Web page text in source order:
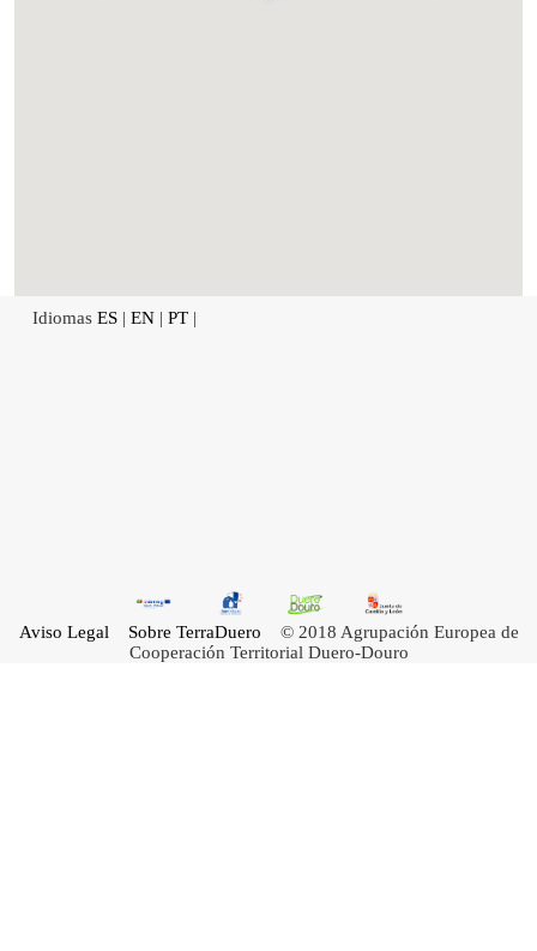
Idiomas ES | EN | PT |
Aviso Legal Sobre TerraDuero © 2018 Agrupación Europea de
Cooperación Territorial Duero-Douro